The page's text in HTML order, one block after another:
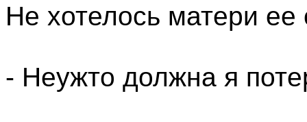
Не хотелось матери ее
- Неужто должна я